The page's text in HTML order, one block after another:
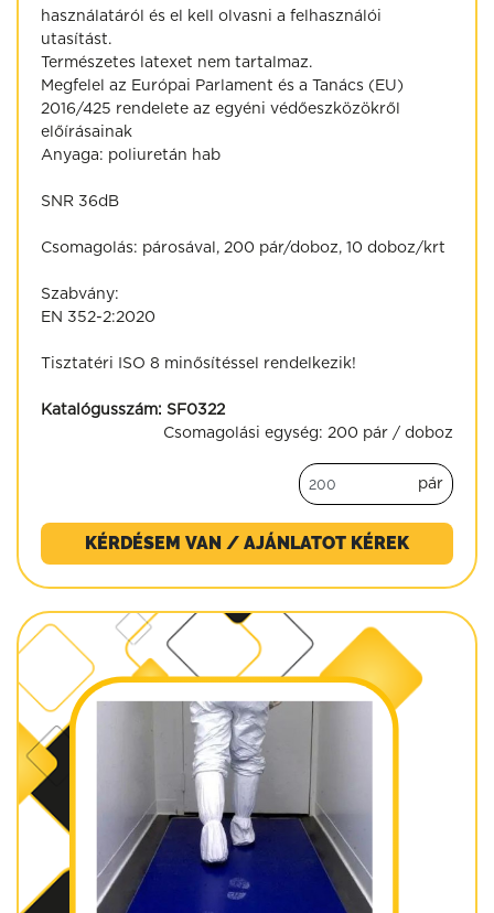
használatáról és el kell olvasni a felhasználói
utasítást.
Természetes latexet nem tartalmaz.
Megfelel az Európai Parlament és a Tanács (EU)
2016/425 rendelete az egyéni védőeszközökről
előírásainak
Anyaga: poliuretán hab
SNR 36dB
Csomagolás: párosával, 200 pár/doboz, 10 doboz/krt
Szabvány:
EN 352-2:2020
Tisztatéri ISO 8 minősítéssel rendelkezik!
Katalógusszám: SF0322
Csomagolási egység: 200 pár / doboz
pár
KÉRDÉSEM VAN / AJÁNLATOT KÉREK